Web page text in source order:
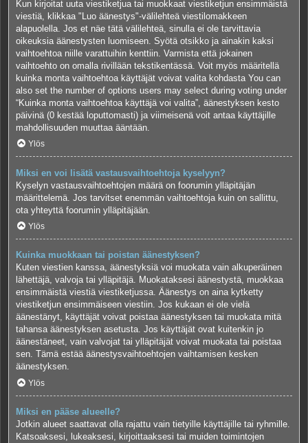
Kun kirjoitat uuta viestiketjua tai muokkaat viestiketjun ensimmäistä
viestiä, klikkaa "Luo äänestys"-välilehteä viestilomakkeen
alapuolella. Jos et näe tätä välilehteä, sinulla ei ole tarvittavia
oikeuksia äänestysten luomiseen. Syötä otsikko ja ainakin kaksi
vaihtoehtoa niille varattuihin kenttiin. Varmista että jokainen
vaihtoehto on omalla rivillään tekstikentässä. Voit myös määritellä
kuinka monta vaihtoehtoa käyttäjät voivat valita kohdasta You can
also set the number of options users may select during voting under
“Kuinka monta vaihtoehtoa käyttäjä voi valita”, äänestyksen kesto
päivinä (0 kestää loputtomasti) ja viimeisenä voit antaa käyttäjille
mahdollisuuden muuttaa ääntään.
Ylös
Miksi en voi lisätä vastausvaihtoehtoja kyselyyn?
Kyselyn vastausvaihtoehtojen määrä on foorumin ylläpitäjän
määrittelemä. Jos tarvitset enemmän vaihtoehtoja kuin on sallittu,
ota yhteyttä foorumin ylläpitäjään.
Ylös
Kuinka muokkaan tai poistan äänestyksen?
Kuten viestien kanssa, äänestyksiä voi muokata vain alkuperäinen
lähettäjä, valvoja tai ylläpitäjä. Muokataksesi äänestystä, muokkaa
ensimmäistä viestiä viestiketjussa. Äänestys on aina kytketty
viestiketjun ensimmäiseen viestiin. Jos kukaan ei ole vielä
äänestänyt, käyttäjät voivat poistaa äänestyksen tai muokata mitä
tahansa äänestyksen asetusta. Jos käyttäjät ovat kuitenkin jo
äänestäneet, vain valvojat tai ylläpitäjät voivat muokata tai poistaa
sen. Tämä estää äänestysvaihtoehtojen vaihtamisen kesken
äänestyksen.
Ylös
Miksi en pääse alueelle?
Jotkin alueet saattavat olla rajattu vain tietyille käyttäjille tai ryhmille.
Katsoaksesi, lukeaksesi, kirjoittaaksesi tai muiden toimintojen